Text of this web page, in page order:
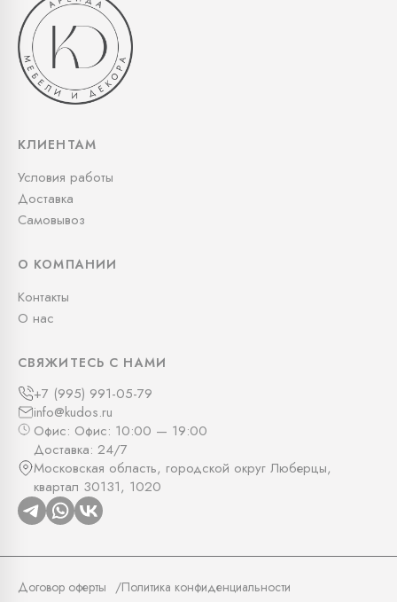
КЛИЕНТАМ
Условия работы
Доставка
Самовывоз
О КОМПАНИИ
Контакты
О нас
СВЯЖИТЕСЬ С НАМИ
+7 (995) 991-05-79
info@kudos.ru
Офис: Офис: 10:00 — 19:00
Доставка: 24/7
Московская область, городской округ Люберцы,
квартал 30131, 1020
Договор оферты Политика конфиденциальности